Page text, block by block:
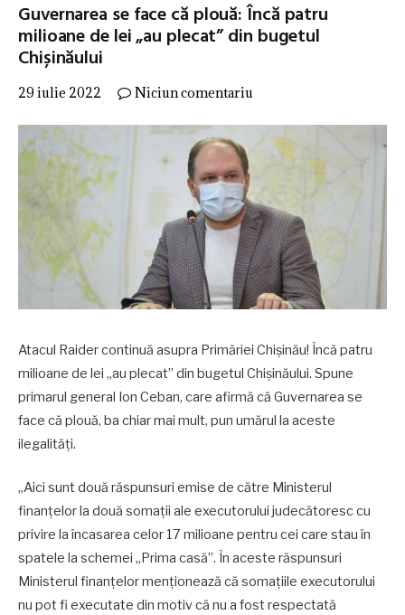
Guvernarea se face că plouă: Încă patru
milioane de lei „au plecat” din bugetul
Chișinăului
29 iulie 2022 Niciun comentariu
Atacul Raider continuă asupra Primăriei Chișinău! Încă patru
milioane de lei „au plecat” din bugetul Chișinăului. Spune
primarul general Ion Ceban, care afirmă că Guvernarea se
face că plouă, ba chiar mai mult, pun umărul la aceste
ilegalități.
„Aici sunt două răspunsuri emise de către Ministerul
finanțelor la două somații ale executorului judecătoresc cu
privire la încasarea celor 17 milioane pentru cei care stau în
spatele la schemei „Prima casă”. În aceste răspunsuri
Ministerul finanțelor menționează că somațiile executorului
nu pot fi executate din motiv că nu a fost respectată